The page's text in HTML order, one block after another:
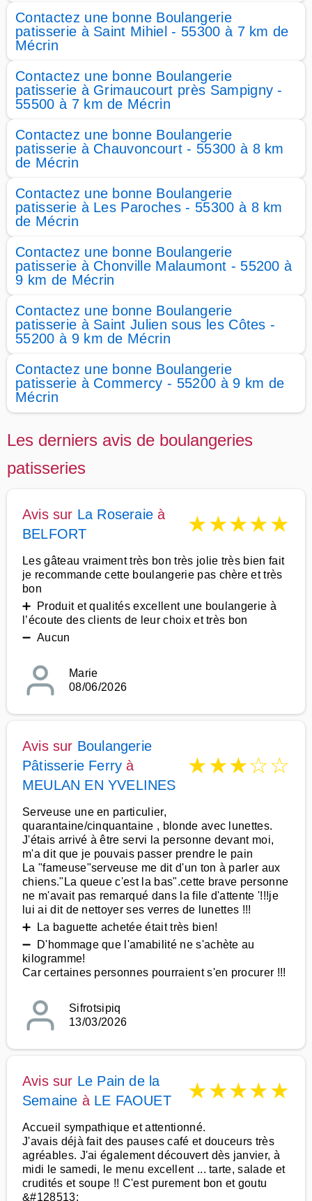
Contactez une bonne Boulangerie
patisserie à Saint Mihiel - 55300 à 7 km de
Mécrin
Contactez une bonne Boulangerie
patisserie à Grimaucourt près Sampigny -
55500 à 7 km de Mécrin
Contactez une bonne Boulangerie
patisserie à Chauvoncourt - 55300 à 8 km
de Mécrin
Contactez une bonne Boulangerie
patisserie à Les Paroches - 55300 à 8 km
de Mécrin
Contactez une bonne Boulangerie
patisserie à Chonville Malaumont - 55200 à
9 km de Mécrin
Contactez une bonne Boulangerie
patisserie à Saint Julien sous les Côtes -
55200 à 9 km de Mécrin
Contactez une bonne Boulangerie
patisserie à Commercy - 55200 à 9 km de
Mécrin
Les derniers avis de boulangeries
patisseries
Avis sur La Roseraie à
BELFORT
★★★★★
Les gâteau vraiment très bon très jolie très bien fait
je recommande cette boulangerie pas chère et très
bon
➕ Produit et qualités excellent une boulangerie à
l’écoute des clients de leur choix et très bon
➖ Aucun
Marie
08/06/2026
Avis sur Boulangerie
Pâtisserie Ferry à
MEULAN EN YVELINES
★★★☆☆
Serveuse une en particulier,
quarantaine/cinquantaine , blonde avec lunettes.
J'étais arrivé à être servi la personne devant moi,
m'a dit que je pouvais passer prendre le pain
La "fameuse"serveuse me dit d'un ton à parler aux
chiens."La queue c'est la bas".cette brave personne
ne m'avait pas remarqué dans la file d'attente '!!!je
lui ai dit de nettoyer ses verres de lunettes !!!
➕ La baguette achetée était très bien!
➖ D'hommage que l'amabilité ne s'achète au
kilogramme!
Car certaines personnes pourraient s'en procurer !!!
Sifrotsipiq
13/03/2026
Avis sur Le Pain de la
Semaine à LE FAOUET ★★★★★
Accueil sympathique et attentionné.
J'avais déjà fait des pauses café et douceurs très
agréables. J'ai également découvert dès janvier, à
midi le samedi, le menu excellent ... tarte, salade et
crudités et soupe !! C'est purement bon et goutu
&#128513;